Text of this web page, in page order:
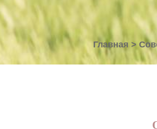
Главная >